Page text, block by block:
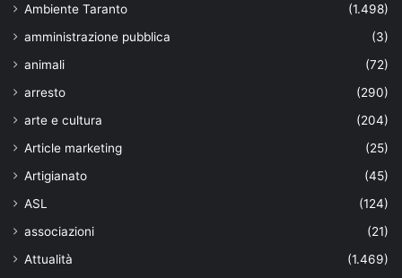
Ambiente Taranto
(1.498)
amministrazione pubblica
(3)
animali
(72)
arresto
(290)
arte e cultura
(204)
Article marketing
(25)
Artigianato
(45)
ASL
(124)
associazioni
(21)
Attualità
(1.469)